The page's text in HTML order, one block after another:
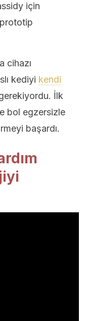
için
cihazı
kediyi kendi
İlk
bol egzersizle
başardı.